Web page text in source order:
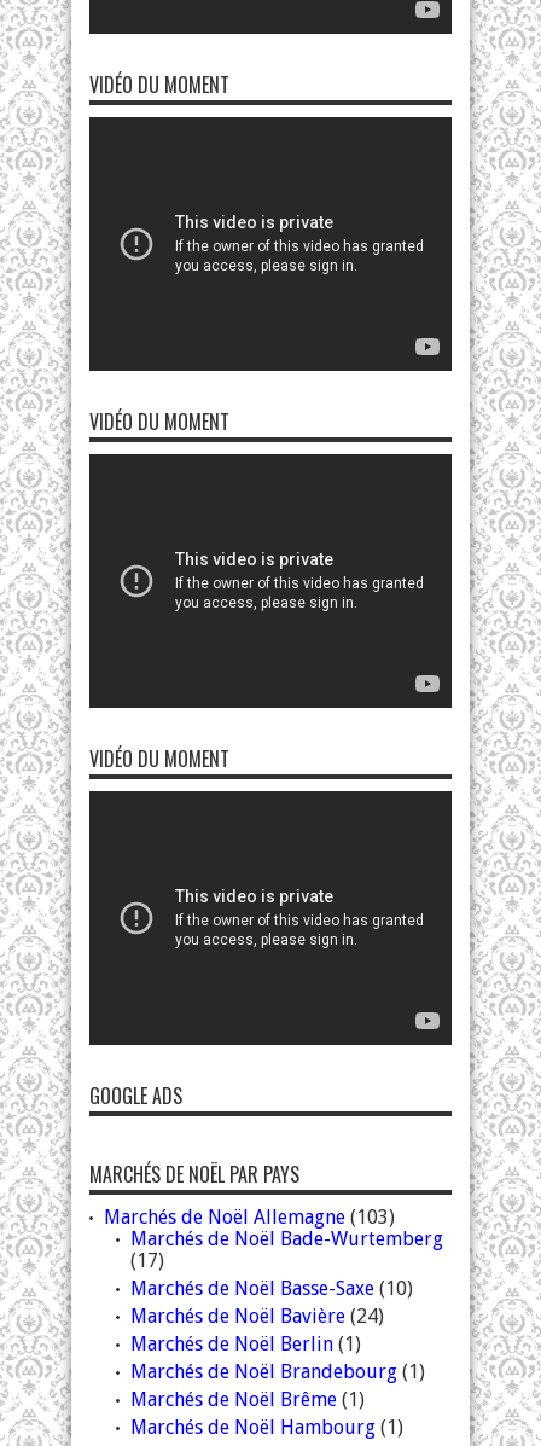
VIDÉO DU MOMENT
VIDÉO DU MOMENT
VIDÉO DU MOMENT
GOOGLE ADS
MARCHÉS DE NOËL PAR PAYS
Marchés de Noël Allemagne (103)
Marchés de Noël Bade-Wurtemberg
(17)
Marchés de Noël Basse-Saxe (10)
Marchés de Noël Bavière (24)
Marchés de Noël Berlin (1)
Marchés de Noël Brandebourg (1)
Marchés de Noël Brême (1)
Marchés de Noël Hambourg (1)